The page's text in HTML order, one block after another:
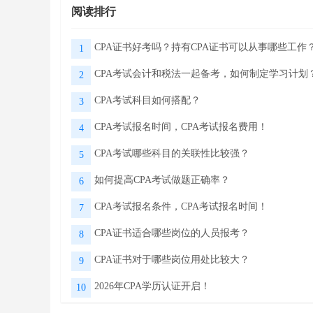
阅读排行
1 CPA证书好考吗？持有CPA证书可以从事哪些工作
2 CPA考试会计和税法一起备考，如何制定学习计划
3 CPA考试科目如何搭配？
4 CPA考试报名时间，CPA考试报名费用！
5 CPA考试哪些科目的关联性比较强？
6 如何提高CPA考试做题正确率？
7 CPA考试报名条件，CPA考试报名时间！
8 CPA证书适合哪些岗位的人员报考？
9 CPA证书对于哪些岗位用处比较大？
10 2026年CPA学历认证开启！